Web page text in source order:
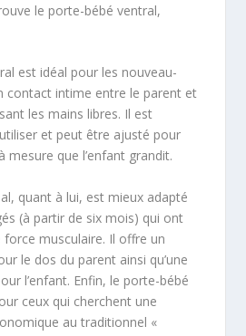
le porte-bébé ventral,
est idéal pour les nouveau-
contact intime entre le parent et
les mains libres. Il est
et peut être ajusté pour
mesure que l’enfant grandit.
quant à lui, est mieux adapté
(à partir de six mois) qui ont
force musculaire. Il offre un
le dos du parent ainsi qu’une
l’enfant. Enfin, le porte-bébé
ceux qui cherchent une
au traditionnel «